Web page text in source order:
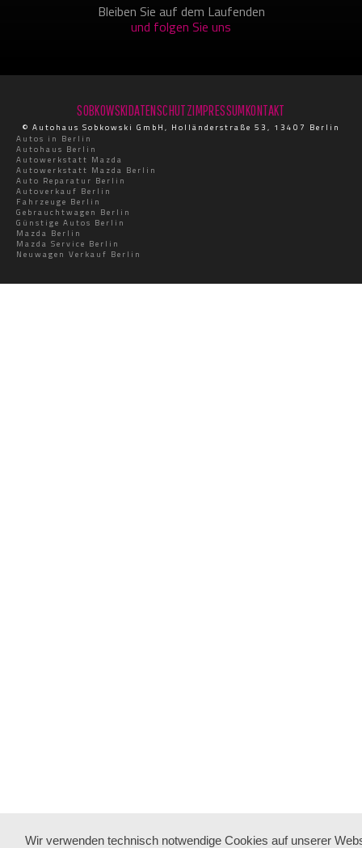
Bleiben Sie auf dem Laufenden
und folgen Sie uns
SOBKOWSKIDATENSCHUTZIMPRESSUMKONTAKT
© Autohaus Sobkowski GmbH, Holländerstraße 53, 13407 Berlin
Autos in Berlin
Autohaus Berlin
Autowerkstatt Mazda
Autowerkstatt Mazda Berlin
Auto Reparatur Berlin
Autoverkauf Berlin
Fahrzeuge Berlin
Gebrauchtwagen Berlin
Günstige Autos Berlin
Mazda Berlin
Mazda Service Berlin
Neuwagen Verkauf Berlin
Wir verwenden technisch notwendige Cookies auf unserer